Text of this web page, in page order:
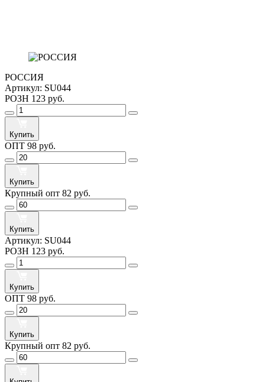
РОССИЯ
Артикул: SU044
РОЗН 123 руб.
Купить
ОПТ 98 руб.
Купить
Крупный опт 82 руб.
Купить
Артикул: SU044
РОЗН 123 руб.
Купить
ОПТ 98 руб.
Купить
Крупный опт 82 руб.